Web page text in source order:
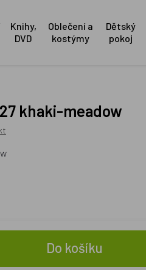
Knihy,
DVD
Oblečení a
kostýmy
Dětský
pokoj
27 khaki-meadow
Do košíku